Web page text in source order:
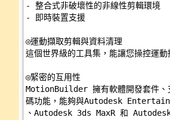
- 整合式非破壞性的非線性剪輯環境
- 即時裝置支援
◎運動擷取剪輯與資料清理
這個世界級的工具集，能讓您操控運
◎緊密的互用性
MotionBuilder 擁有軟體開發套件
碼功能，能夠與Autodesk
、Autodesk 3ds MaxR 和